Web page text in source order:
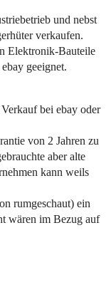
und nebst
verkaufen.
Elektronik-Bauteile
geeignet.
bei ebay oder
von 2 Jahren zu
aber alte
kann weils
rumgeschaut) ein
wären im Bezug auf